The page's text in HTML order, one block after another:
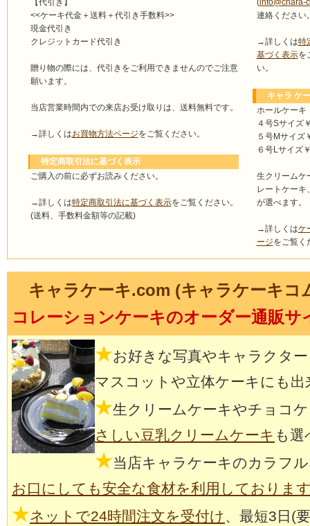
【代引き】
<<ケーキ代金＋送料＋代引き手数料>>
現金代引き
クレジットカード代引き
贈り物の際には、代引きをご利用できませんのでご注意
願います。
当店営業時間内での来店お受け取りは、送料無料です。
→詳しくはお買物方法ページをご覧ください。
特定商取引法に基づく表示
ご購入の前に必ずお読みください。
→詳しくは特定商取引法に基づく表示をご覧ください。
(送料、手数料金額等の記載)
( info@chara-
連絡ください
→詳しくは特
基づく表示を
い。
キャラ ケ
ホールケーキ
４号Sサイズ
５号Mサイズ
６号Lサイズ
生クリームケ
レートケーキ
が選べます。
→詳しくはケ
ージをご覧く
キャラケーキ.com (キャラケーキコ
コレーションケーキのオーダー通販サ
★お好きな写真やキャラクタ
マスコットや立体ケーキにも出
★生クリームケーキやチョコ
さしい豆乳クリームケーキ も選
★当店キャラケーキのカラフ
お口にしても安全な食材を利用しておりま
★ネットで24時間注文を受付け、最短3日(